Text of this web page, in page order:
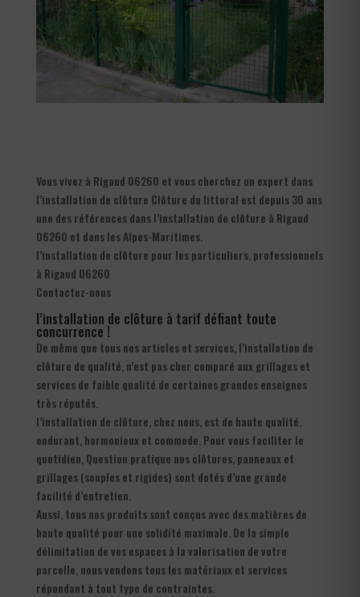
Vous vivez à Rigaud 06260 et vous cherchez un expert dans
l’installation de clôture Clôture du littoral est depuis 30 ans
une des références dans l’installation de clôture à Rigaud
06260 et dans les Alpes-Maritimes.
l’installation de clôture pour les particuliers, professionnels
à Rigaud 06260
Contactez-nous
l’installation de clôture à tarif défiant toute
concurrence !
De même que tous nos articles et services, l’installation de
clôture de qualité, n’est pas cher comparé aux grillages et
services de faible qualité de certaines grandes enseignes
très réputés.
l’installation de clôture, chez nous, est de haute qualité.
endurant, harmonieux et commode. Pour vous faciliter le
quotidien, Question pratique nos clôtures, panneaux et
grillages (souples et rigides) sont dotés d’une grande
facilité d’entretien.
Aussi, tous nos produits sont conçus avec des matières de
haute qualité pour une solidité maximale. De la simple
délimitation de vos espaces à la valorisation de votre
parcelle, nous vendons tous les matériaux et services
répondant à tout type de contraintes.